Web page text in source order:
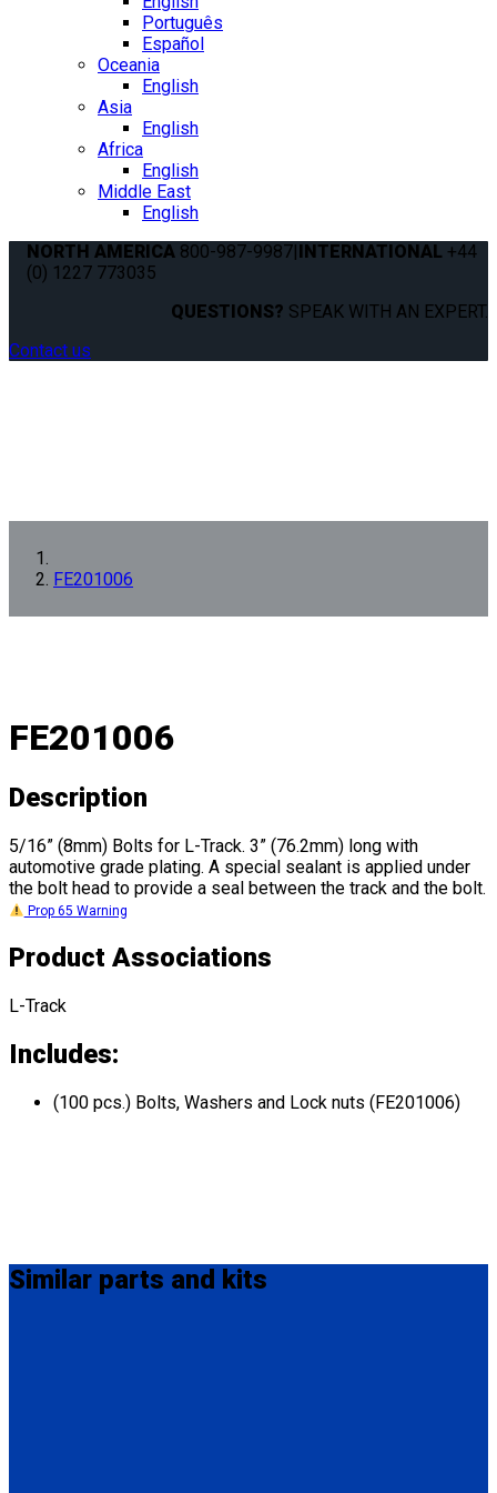
Português
Español
Oceania
English
Asia
English
Africa
English
Middle East
English
NORTH AMERICA 800-987-9987|INTERNATIONAL +44
(0) 1227 773035
QUESTIONS? SPEAK WITH AN EXPERT.
Contact us
FE201006
FE201006
Description
5/16” (8mm) Bolts for L-Track. 3” (76.2mm) long with
automotive grade plating. A special sealant is applied under
the bolt head to provide a seal between the track and the bolt.
Prop 65 Warning
Product Associations
L-Track
Includes:
(100 pcs.) Bolts, Washers and Lock nuts (FE201006)
Similar parts and kits